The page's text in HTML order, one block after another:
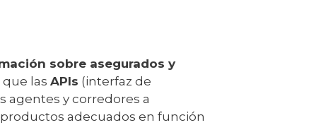
sobre asegurados y
las APIs (interfaz de
agentes y corredores a
adecuados en función